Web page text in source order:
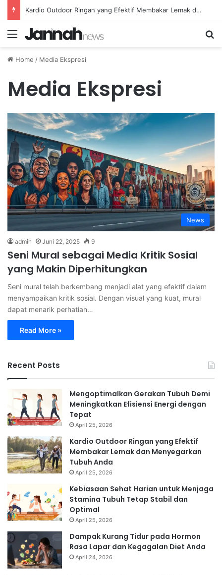
Kardio Outdoor Ringan yang Efektif Membakar Lemak dan Menyegarkan Tubuh Anda
Menu
Home / Media Ekspresi
Media Ekspresi
News
admin Juni 22, 2025 9
Seni Mural sebagai Media Kritik Sosial
yang Makin Diperhitungkan
Seni mural telah berkembang menjadi alat yang efektif dalam
menyampaikan kritik sosial. Dengan visual yang kuat, mural
dapat menarik perhatian…
Read More »
Recent Posts
Mengoptimalkan Gerakan Tubuh Demi
Meningkatkan Efisiensi Energi dengan
Tepat
April 25, 2026
Kardio Outdoor Ringan yang Efektif
Membakar Lemak dan Menyegarkan
Tubuh Anda
April 25, 2026
Kebiasaan Sehat Harian untuk Menjaga
Stamina Tubuh Tetap Stabil dan
Optimal
April 25, 2026
Dampak Kurang Tidur pada Hormon
Rasa Lapar dan Kegagalan Diet Anda
April 24, 2026